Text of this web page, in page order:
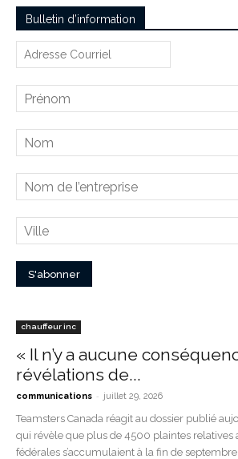
Bulletin d’information
chauffeur inc
« Il n’y a aucune
révélations de...
communications - juillet 29, 2026
Teamsters Canada réagit au dossier publié
qui révèle que plus de 4500 plaintes relatives
fédérales s’accumulaient à la fin de